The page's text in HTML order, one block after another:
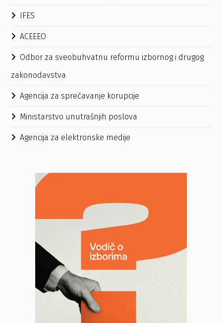
IFES
ACEEEO
Odbor za sveobuhvatnu reformu izbornog i drugog
zakonodavstva
Agencija za sprečavanje korupcije
Ministarstvo unutrašnjih poslova
Agencija za elektronske medije